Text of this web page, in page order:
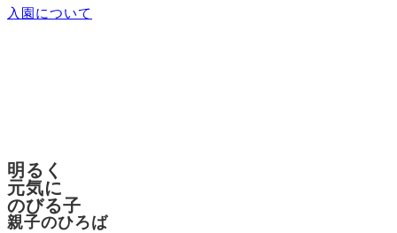
入園について
明るく
元気に
のびる子
親子のひろば